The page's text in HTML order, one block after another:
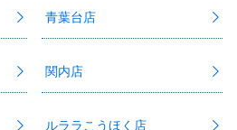
青葉台店
関内店
ルララこうほく店